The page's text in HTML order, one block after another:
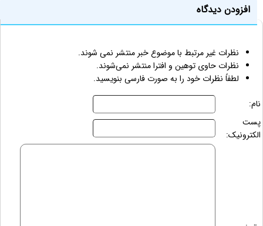
افزودن دیدگاه
نظرات غیر مرتبط با موضوع خبر منتشر نمی شوند.
نظرات حاوی توهین و افترا منتشر نمی‌شوند.
لطفاً نظرات خود را به صورت فارسی بنویسید.
نام:
پست
الکترونیک: